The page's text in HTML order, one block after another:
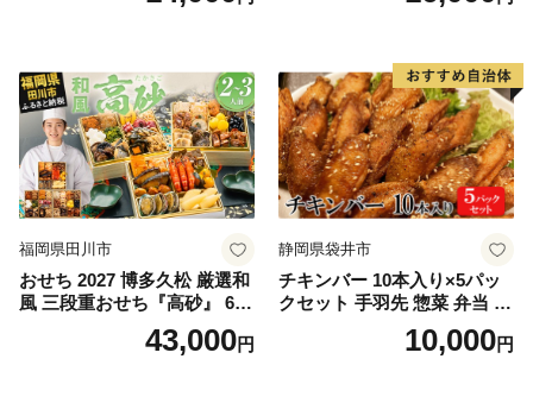
福岡県田川市
おせち 2027 博多久松 厳選和
風 三段重おせち『高砂』 6.5
寸 3段重 2～3人前 おせち料
理 重箱 お正月 冷凍おせち 縁
43,000円
静岡県袋井市
チキンバー 10本入り×5パッ
クセット 手羽先 惣菜 弁当 お
かず お酒 おつまみ ギフト キ
ャンプ アウトドア キャンプ
10,000円